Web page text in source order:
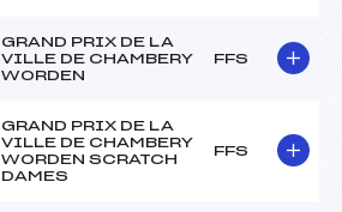
GRAND PRIX DE LA
VILLE DE CHAMBERY
WORDEN
FFS
GRAND PRIX DE LA
VILLE DE CHAMBERY
WORDEN SCRATCH
DAMES
FFS